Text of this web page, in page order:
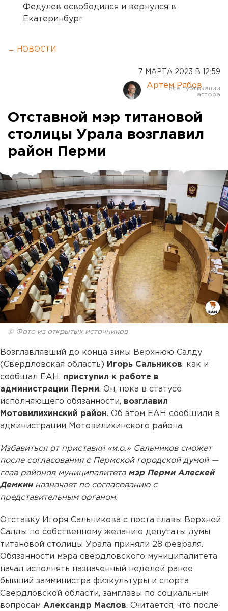
Федулев освободился и вернулся в
Екатеринбург
← НОВОСТИ
7 МАРТА 2023 В 12:59
Артем Рябов
Отставной мэр титановой
столицы Урала возглавил
район Перми
© Фото из открытых источников
Возглавлявший до конца зимы Верхнюю Салду
(Свердловская область) Игорь Сальников, как и
сообщал ЕАН, приступил к работе в
администрации Перми. Он, пока в статусе
исполняющего обязанности, возглавил
Мотовилихинский район. Об этом ЕАН сообщили в
администрации Мотовилихинского района.
Избавиться от приставки «и.о.» Сальников сможет
после согласования с Пермской городской думой —
глав районов муниципалитета мэр Перми Алескей
Демкинназначает по согласованию с
представительным органом.
Отставку Игоря Сальникова с поста главы Верхней
Салды по собственному желанию депутаты думы
титановой столицы Урала приняли 28 февраля.
Обязанности мэра свердловского муниципалитета
начал исполнять назначенный неделей ранее
бывший замминистра физкультуры и спорта
Свердловской области, замглавы по социальным
вопросам Александр Маслов. Считается, что после